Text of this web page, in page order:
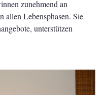
zunehmend an
allen Lebensphasen. Sie
unterstützen